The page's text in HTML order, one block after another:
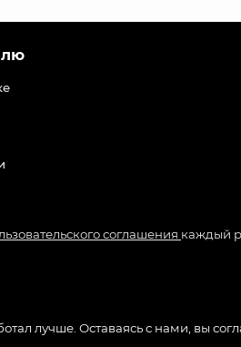
лучше. Оставаясь с нами, вы
соглашения каждый